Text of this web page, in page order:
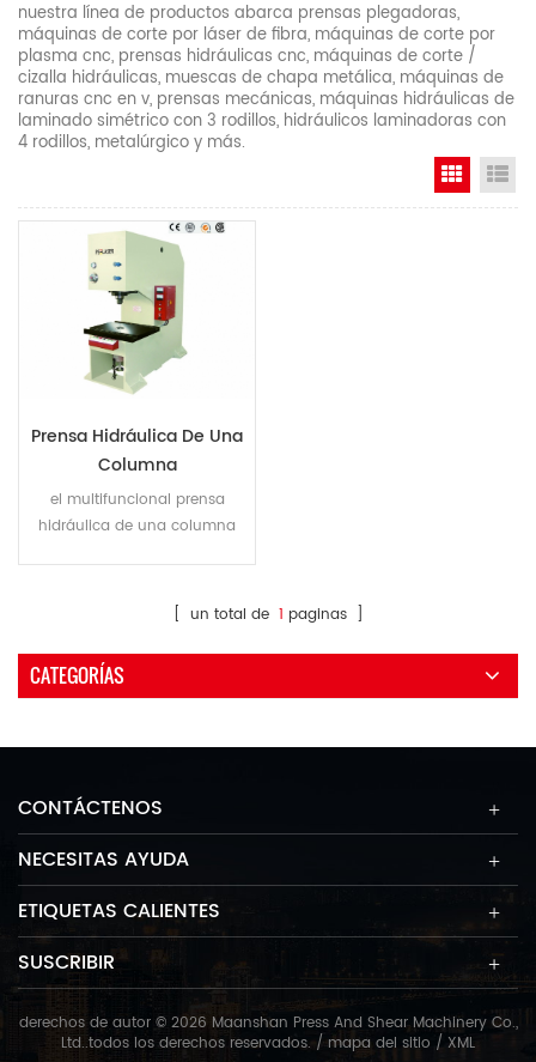
nuestra línea de productos abarca prensas plegadoras,
máquinas de corte por láser de fibra, máquinas de corte por
plasma cnc, prensas hidráulicas cnc, máquinas de corte /
cizalla hidráulicas, muescas de chapa metálica, máquinas de
ranuras cnc en v, prensas mecánicas, máquinas hidráulicas de
laminado simétrico con 3 rodillos, hidráulicos laminadoras con
4 rodillos, metalúrgico y más.
Grid
Prensa Hidráulica De Una
Columna
el multifuncional prensa
hidráulica de una columna
de guiado, lo que permite su
perfiles, ajuste a presión para
revestimientos y ejes,
[ un total de 1 paginas ]
CATEGORÍAS
CONTÁCTENOS
NECESITAS AYUDA
ETIQUETAS CALIENTES
SUSCRIBIR
derechos de autor © 2026 Maanshan Press And Shear Machinery Co.,
Ltd..todos los derechos reservados. /mapa del sitio / XML